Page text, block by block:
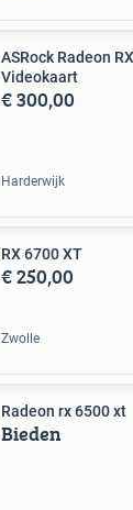
ASRock Radeon RX
Videokaart
€ 300,00
Harderwijk
RX 6700 XT
€ 250,00
Zwolle
Radeon rx 6500 xt
Bieden